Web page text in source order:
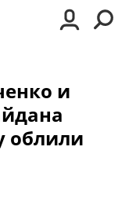
и
облили